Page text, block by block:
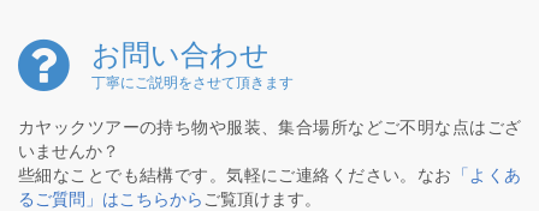
お問い合わせ
丁寧にご説明をさせて頂きます
カヤックツアーの持ち物や服装、集合場所などご不明な点はござ
いませんか？
些細なことでも結構です。気軽にご連絡ください。なお
「よくあ
るご質問」はこちらから ご覧頂けます。